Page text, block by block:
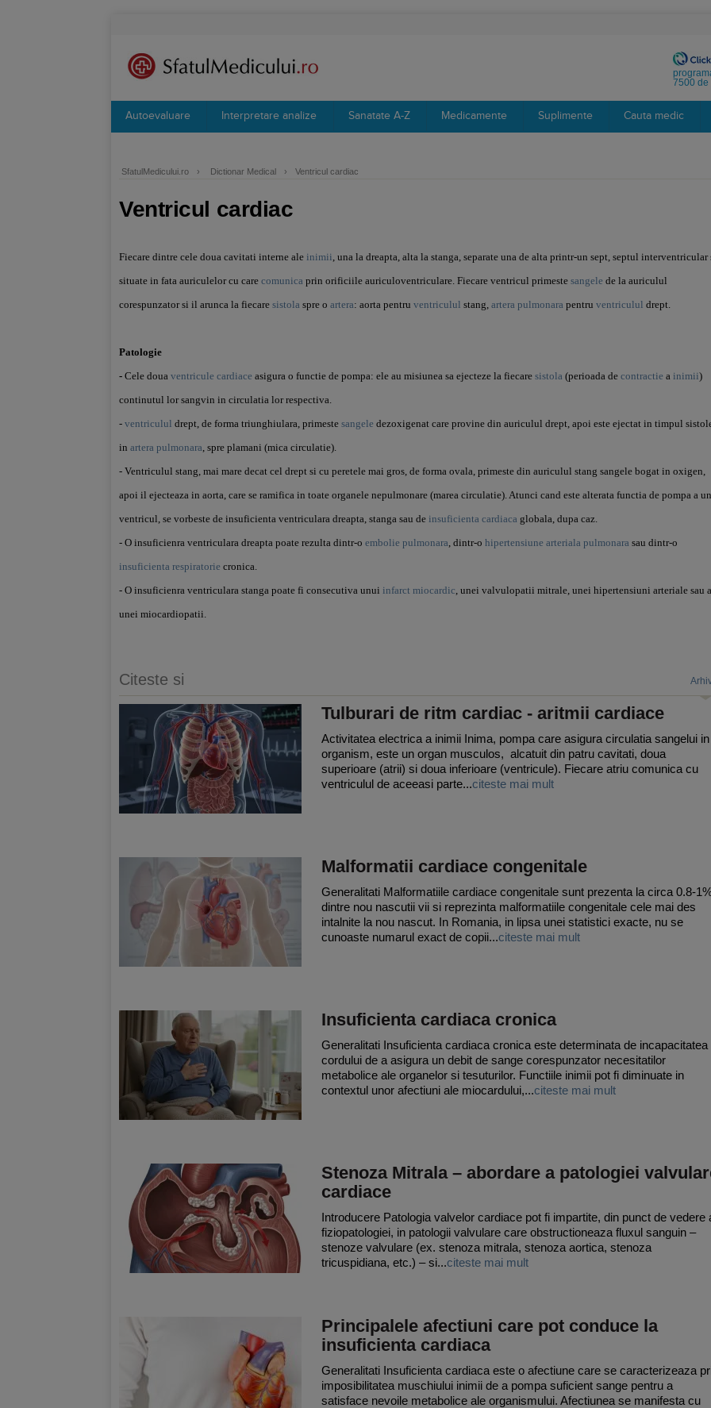
7500 de
Autoevaluare Interpretare analize Sanatate A-Z Medicamente Suplimente Cauta medic
SfatulMedicului.ro › Dictionar Medical › Ventricul cardiac
Ventricul cardiac
Fiecare dintre cele doua cavitati interne ale inimii, una la dreapta, alta la stanga, separate una de alta printr-un sept, septul interventricular
situate in fata auriculelor cu care comunica prin orificiile auriculoventriculare. Fiecare ventricul primeste sangele de la auriculul
corespunzator si il arunca la fiecare sistola spre o artera: aorta pentru ventriculul stang, artera pulmonara pentru ventriculul drept.
Patologie
- Cele doua ventricule cardiace asigura o functie de pompa: ele au misiunea sa ejecteze la fiecare sistola (perioada de contractie a inimii)
continutul lor sangvin in circulatia lor respectiva.
- ventriculul drept, de forma triunghiulara, primeste sangele dezoxigenat care provine din auriculul drept, apoi este ejectat in timpul
in artera pulmonara, spre plamani (mica circulatie).
- Ventriculul stang, mai mare decat cel drept si cu peretele mai gros, de forma ovala, primeste din auriculul stang sangele bogat in oxigen,
apoi il ejecteaza in aorta, care se ramifica in toate organele nepulmonare (marea circulatie).Atunci cand este alterata functia de pompa a
ventricul, se vorbeste de insuficienta ventriculara dreapta, stanga sau de insuficienta cardiaca globala, dupa caz.
- O insuficienra ventriculara dreapta poate rezulta dintr-o embolie pulmonara, dintr-o hipertensiune arteriala pulmonara sau dintr-o
insuficienta respiratorie cronica.
- O insuficienra ventriculara stanga poate fi consecutiva unui infarct miocardic, unei valvulopatii mitrale, unei hipertensiuni arteriale sau a
unei miocardiopatii.
Citeste si
Tulburari de ritm cardiac - aritmii cardiace
Activitatea electrica a inimii Inima, pompa care asigura circulatia sangelui in
organism, este un organ musculos, alcatuit din patru cavitati, doua
superioare (atrii) si doua inferioare (ventricule). Fiecare atriu comunica cu
ventriculul de aceeasi parte...citeste mai mult
Malformatii cardiace congenitale
Generalitati Malformatiile cardiace congenitale sunt prezenta la circa 0.8-
dintre nou nascutii vii si reprezinta malformatiile congenitale cele mai des
intalnite la nou nascut. In Romania, in lipsa unei statistici exacte, nu se
cunoaste numarul exact de copii...citeste mai mult
Insuficienta cardiaca cronica
Generalitati Insuficienta cardiaca cronica este determinata de incapacitatea
cordului de a asigura un debit de sange corespunzator necesitatilor
metabolice ale organelor si tesuturilor. Functiile inimii pot fi diminuate in
contextul unor afectiuni ale miocardului,...citeste mai mult
Stenoza Mitrala – abordare a patologiei
cardiace
Introducere Patologia valvelor cardiace pot fi impartite, din punct de vedere
fiziopatologiei, in patologii valvulare care obstructioneaza fluxul sanguin –
stenoze valvulare (ex. stenoza mitrala, stenoza aortica, stenoza
tricuspidiana, etc.) – si...citeste mai mult
Principalele afectiuni care pot conduce la
insuficienta cardiaca
Generalitati Insuficienta cardiaca este o afectiune care se caracterizeaza
imposibilitatea muschiului inimii de a pompa suficient sange pentru a
satisface nevoile metabolice ale organismului. Afectiunea se manifesta cu